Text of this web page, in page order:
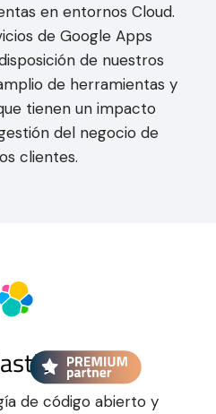
en entornos Cloud.
de Google Apps
de nuestros
de herramientas y
tienen un impacto
del negocio de
clientes.
de código abierto y